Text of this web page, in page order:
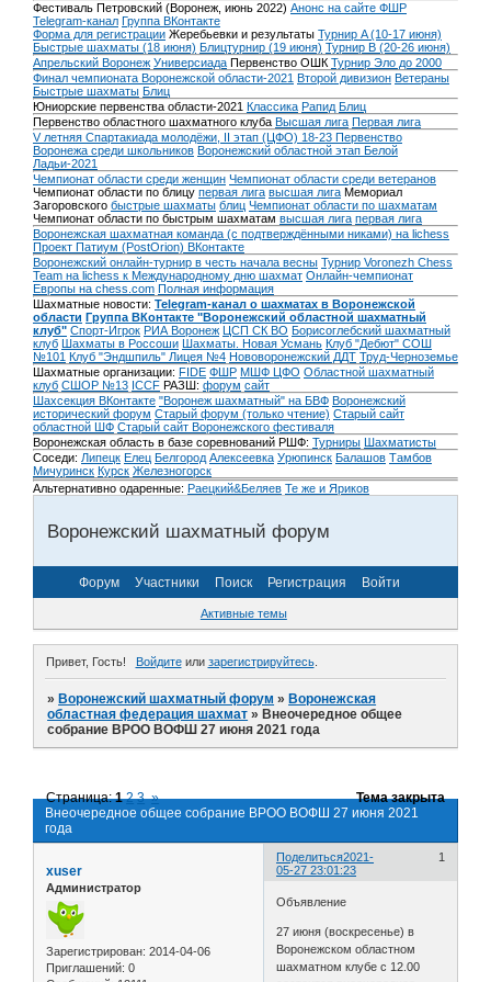
Фестиваль Петровский (Воронеж, июнь 2022) Анонс на сайте ФШР
Telegram-канал Группа ВКонтакте
Форма для регистрации Жеребьевки и результаты Турнир A (10-17 июня)
Быстрые шахматы (18 июня) Блицтурнир (19 июня) Турнир B (20-26 июня)
Апрельский Воронеж Универсиада Первенство ОШК Турнир Эло до 2000
Финал чемпионата Воронежской области-2021 Второй дивизион Ветераны
Быстрые шахматы Блиц
Юниорские первенства области-2021 Классика Рапид Блиц
Первенство областного шахматного клуба Высшая лига Первая лига
V летняя Спартакиада молодёжи, II этап (ЦФО) 18-23 Первенство
Воронежа среди школьников Воронежский областной этап Белой
Ладьи-2021
Чемпионат области среди женщин Чемпионат области среди ветеранов
Чемпионат области по блицу первая лига высшая лига Мемориал
Загоровского быстрые шахматы блиц Чемпионат области по шахматам
Чемпионат области по быстрым шахматам высшая лига первая лига
Воронежская шахматная команда (с подтверждёнными никами) на lichess
Проект Патиум (PostOrion) ВКонтакте
Воронежский онлайн-турнир в честь начала весны Турнир Voronezh Chess
Team на lichess к Международному дню шахмат Онлайн-чемпионат
Европы на chess.com Полная информация
Шахматные новости: Telegram-канал о шахматах в Воронежской
области Группа ВКонтакте "Воронежский областной шахматный
клуб" Спорт-Игрок РИА Воронеж ЦСП СК ВО Борисоглебский шахматный
клуб Шахматы в Россоши Шахматы. Новая Усмань Клуб "Дебют" СОШ
№101 Клуб "Эндшпиль" Лицея №4 Нововоронежский ДДТ Труд-Черноземье
Шахматные организации: FIDE ФШР МШФ ЦФО Областной шахматный
клуб СШОР №13 ICCF РАЗШ: форум сайт
Шахсекция ВКонтакте "Воронеж шахматный" на БВФ Воронежский
исторический форум Cтарый форум (только чтение) Старый сайт
областной ШФ Старый сайт Воронежского фестиваля
Воронежская область в базе соревнований РШФ: Турниры Шахматисты
Соседи: Липецк Елец Белгород Алексеевка Урюпинск Балашов Тамбов
Мичуринск Курск Железногорск
Альтернативно одаренные: Раецкий&Беляев Те же и Яриков
Воронежский шахматный форум
Форум Участники Поиск Регистрация Войти
Активные темы
Привет, Гость! Войдитеили зарегистрируйтесь.
»Воронежский шахматный форум »Воронежская
областная федерация шахмат »Внеочередное общее
собрание ВРОО ВОФШ 27 июня 2021 года
Внеочередное общее собрание ВРОО ВОФШ 27 июня 2021
года
Страница:1 2 3 » Тема закрыта
Поделиться 1
2021-
05-27 23:01:23
xuser
Администратор
Зарегистрирован: 2014-04-06
Приглашений: 0
Объявление
27 июня (воскресенье) в
Воронежском областном
шахматном клубе с 12.00